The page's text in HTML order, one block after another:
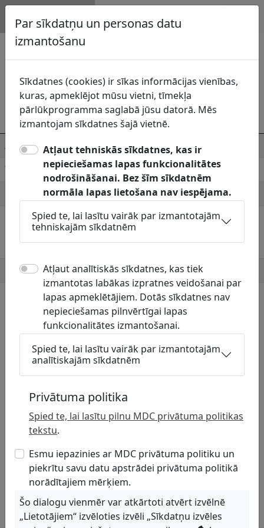
Topogrāfija.lv
Cēsu centrālās administrācijas
Īpašumu apsaimniekošanas pārvalde
Cēsu novada pašvaldībastruktūrvienība
Komunikāciju
uzturētājs
Cēsu centrālās administrācijas
Īpašumu apsaimniekošanas pārvalde
Adrese
Raunas iela 4, Cēsis, Cēsu novads
Telefons
64161800
dome@cesunovads.lv
Pieņemšanas
Jāskaņo Topogrāfiskais plāns:
Pašvaldības komunikācijas: apdzīvotās
vietās (pilsētās un ciemos).
Mājaslapa
https://www.cesis.lv/
Ar uzņēmumu skaņojamās komunikāciju
grupas
Par sīkdatņu un personas datu
izmantošanu
Sīkdatnes (cookies) ir sīkas informācijas vienības,
kuras, apmeklējot mūsu vietni, tīmekļa
pārlūkprogramma saglabā jūsu datorā. Mēs
izmantojam sīkdatnes šajā vietnē.
Atļaut tehniskās sīkdatnes, kas ir
nepieciešamas lapas funkcionalitātes
nodrošināšanai. Bez šīm sīkdatnēm
normāla lapas lietošana nav iespējama.
Spied te, lai lasītu vairāk par izmantotajām
tehniskajām sīkdatnēm
Atļaut analītiskās sīkdatnes, kas tiek
izmantotas labākas izpratnes veidošanai par
lapas apmeklētājiem. Dotās sīkdatnes nav
nepieciešamas pilnvērtīgai lapas
funkcionalitātes izmantošanai.
Spied te, lai lasītu vairāk par izmantotajām
analītiskajām sīkdatnēm
Privātuma politika
Spied te, lai lasītu pilnu MDC privātuma politikas
tekstu.
Esmu iepazinies ar MDC privātuma politiku un
piekrītu savu datu apstrādei privātuma politikā
norādītajiem mērķiem.
Šo dialogu vienmēr var atkārtoti atvērt izvēlnē
„Lietotājiem“ izvēloties izvēli „Sīkdatņu izvēles